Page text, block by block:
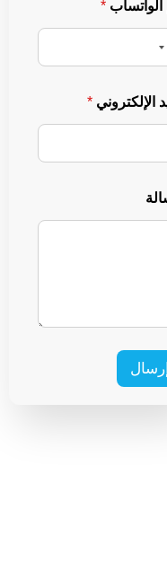
*
الإلكتروني *
إرسال